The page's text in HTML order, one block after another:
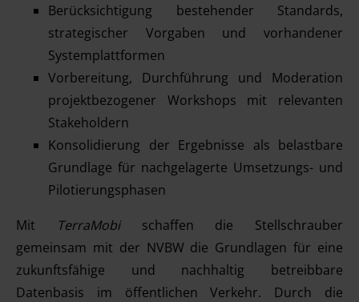
Berücksichtigung bestehender Standards,
strategischer Vorgaben und vorhandener
Systemplattformen
Vorbereitung, Durchführung und Moderation
projektbezogener Workshops mit relevanten
Stakeholdern
Konsolidierung der Ergebnisse als belastbare
Grundlage für nachgelagerte Umsetzungs- und
Pilotierungsphasen
Mit
TerraMobischaffen die Stellschrauber
gemeinsam mit der NVBW die Grundlagen für eine
zukunftsfähige und nachhaltig betreibbare
Datenbasis im öffentlichen Verkehr. Durch die